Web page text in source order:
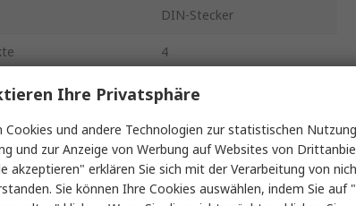
DIN-Stecker
4
5A
Kabel
M16
Schrauben
Ihre Privatsphäre
Cookies und andere Technologien zur statistischen
und zur Anzeige von Werbung auf Websites von
akzeptieren" erklären Sie sich mit der Verarbeitung von
Sie können Ihre Cookies auswählen, indem Sie auf